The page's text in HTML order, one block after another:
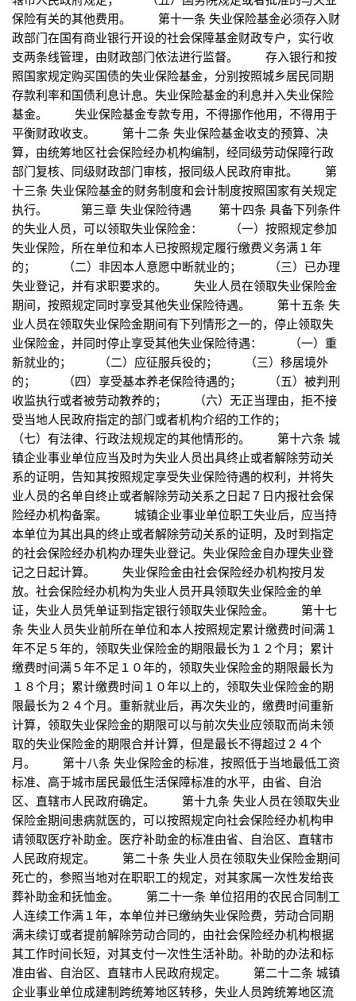
保险有关的其他费用。 第十一条 失业保险基金必须存入财
政部门在国有商业银行开设的社会保障基金财政专户，实行收
支两条线管理，由财政部门依法进行监督。 存入银行和按
照国家规定购买国债的失业保险基金，分别按照城乡居民同期
存款利率和国债利息计息。失业保险基金的利息并入失业保险
基金。 失业保险基金专款专用，不得挪作他用，不得用于
平衡财政收支。 第十二条 失业保险基金收支的预算、决
算，由统筹地区社会保险经办机构编制，经同级劳动保障行政
部门复核、同级财政部门审核，报同级人民政府审批。 第
十三条 失业保险基金的财务制度和会计制度按照国家有关规定
执行。 第三章 失业保险待遇 第十四条 具备下列条件
的失业人员，可以领取失业保险金： （一）按照规定参加
失业保险，所在单位和本人已按照规定履行缴费义务满１年
的； （二）非因本人意愿中断就业的； （三）已办理
失业登记，并有求职要求的。 失业人员在领取失业保险金
期间，按照规定同时享受其他失业保险待遇。 第十五条 失
业人员在领取失业保险金期间有下列情形之一的，停止领取失
业保险金，并同时停止享受其他失业保险待遇： （一）重
新就业的； （二）应征服兵役的； （三）移居境外
的； （四）享受基本养老保险待遇的； （五）被判刑
收监执行或者被劳动教养的； （六）无正当理由，拒不接
受当地人民政府指定的部门或者机构介绍的工作的；
（七）有法律、行政法规规定的其他情形的。 第十六条 城
镇企业事业单位应当及时为失业人员出具终止或者解除劳动关
系的证明，告知其按照规定享受失业保险待遇的权利，并将失
业人员的名单自终止或者解除劳动关系之日起７日内报社会保
险经办机构备案。 城镇企业事业单位职工失业后，应当持
本单位为其出具的终止或者解除劳动关系的证明，及时到指定
的社会保险经办机构办理失业登记。失业保险金自办理失业登
记之日起计算。 失业保险金由社会保险经办机构按月发
放。社会保险经办机构为失业人员开具领取失业保险金的单
证，失业人员凭单证到指定银行领取失业保险金。 第十七
条 失业人员失业前所在单位和本人按照规定累计缴费时间满１
年不足５年的，领取失业保险金的期限最长为１２个月；累计
缴费时间满５年不足１０年的，领取失业保险金的期限最长为
１８个月；累计缴费时间１０年以上的，领取失业保险金的期
限最长为２４个月。重新就业后，再次失业的，缴费时间重新
计算，领取失业保险金的期限可以与前次失业应领取而尚未领
取的失业保险金的期限合并计算，但是最长不得超过２４个
月。 第十八条 失业保险金的标准，按照低于当地最低工资
标准、高于城市居民最低生活保障标准的水平，由省、自治
区、直辖市人民政府确定。 第十九条 失业人员在领取失业
保险金期间患病就医的，可以按照规定向社会保险经办机构申
请领取医疗补助金。医疗补助金的标准由省、自治区、直辖市
人民政府规定。 第二十条 失业人员在领取失业保险金期间
死亡的，参照当地对在职职工的规定，对其家属一次性发给丧
葬补助金和抚恤金。 第二十一条 单位招用的农民合同制工
人连续工作满１年，本单位并已缴纳失业保险费，劳动合同期
满未续订或者提前解除劳动合同的，由社会保险经办机构根据
其工作时间长短，对其支付一次性生活补助。补助的办法和标
准由省、自治区、直辖市人民政府规定。 第二十二条 城镇
企业事业单位成建制跨统筹地区转移，失业人员跨统筹地区流